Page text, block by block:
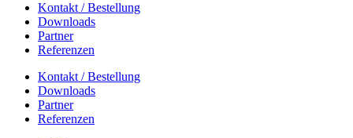
Kontakt / Bestellung
Downloads
Partner
Referenzen
Kontakt / Bestellung
Downloads
Partner
Referenzen